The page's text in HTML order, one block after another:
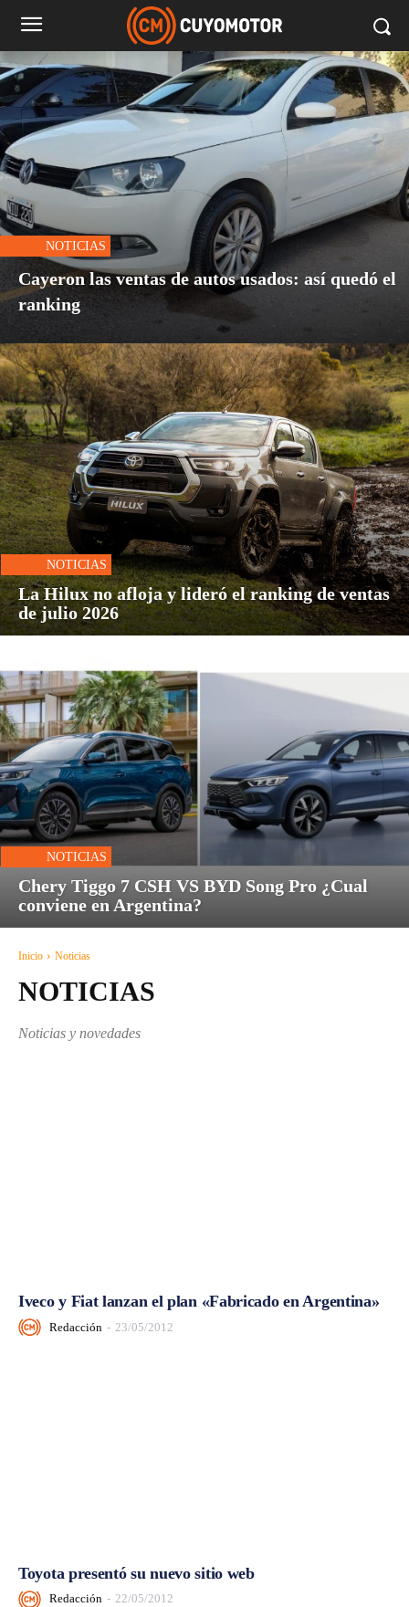
NOTICIAS
Cayeron las ventas de autos usados: así quedó el
ranking
NOTICIAS
La Hilux no afloja y lideró el ranking de ventas
de julio 2026
NOTICIAS
Chery Tiggo 7 CSH VS BYD Song Pro ¿Cual
conviene en Argentina?
Inicio Noticias
NOTICIAS
Noticias y novedades
Iveco y Fiat lanzan el plan «Fabricado en Argentina»
Redacción - 23/05/2012
Toyota presentó su nuevo sitio web
Redacción - 22/05/2012